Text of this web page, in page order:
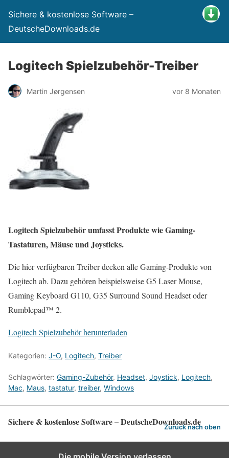
Sichere & kostenlose Software –
DeutscheDownloads.de
Logitech Spielzubehör-Treiber
Martin Jørgensen vor 8 Monaten
Logitech Spielzubehör umfasst Produkte wie Gaming-
Tastaturen, Mäuse und Joysticks.
Die hier verfügbaren Treiber decken alle Gaming-Produkte von
Logitech ab. Dazu gehören beispielsweise G5 Laser Mouse,
Gaming Keyboard G110, G35 Surround Sound Headset oder
Rumblepad™ 2.
Logitech Spielzubehör herunterladen
Kategorien: J-O, Logitech, Treiber
Schlagwörter: Gaming-Zubehör, Headset, Joystick, Logitech,
Mac, Maus, tastatur, treiber, Windows
Sichere & kostenlose Software – DeutscheDownloads.de
Zurück nach oben